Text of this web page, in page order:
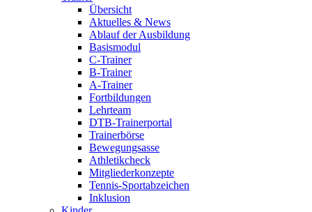
Übersicht
Aktuelles & News
Ablauf der Ausbildung
Basismodul
C-Trainer
B-Trainer
A-Trainer
Fortbildungen
Lehrteam
DTB-Trainerportal
Trainerbörse
Bewegungsasse
Athletikcheck
Mitgliederkonzepte
Tennis-Sportabzeichen
Inklusion